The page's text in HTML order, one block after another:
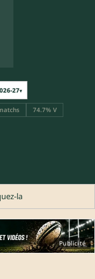
27▾
74.7% V
la
Publicité